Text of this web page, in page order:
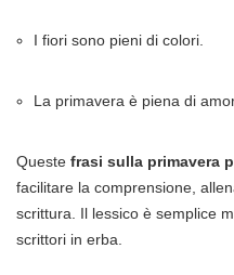
I fiori sono pieni di colori.
La primavera è piena di
Queste frasi sulla primavera
facilitare la comprensione,
scrittura. Il lessico è semplice
scrittori in erba.